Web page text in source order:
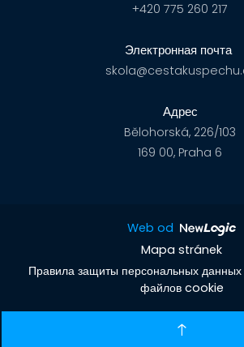
+420 775 260 217
Электронная почта
Адрес
Bělohorská, 226/103
169 00, Praha 6
Web od
Mapa stránek
Правила защиты персональных данных
файлов cookie